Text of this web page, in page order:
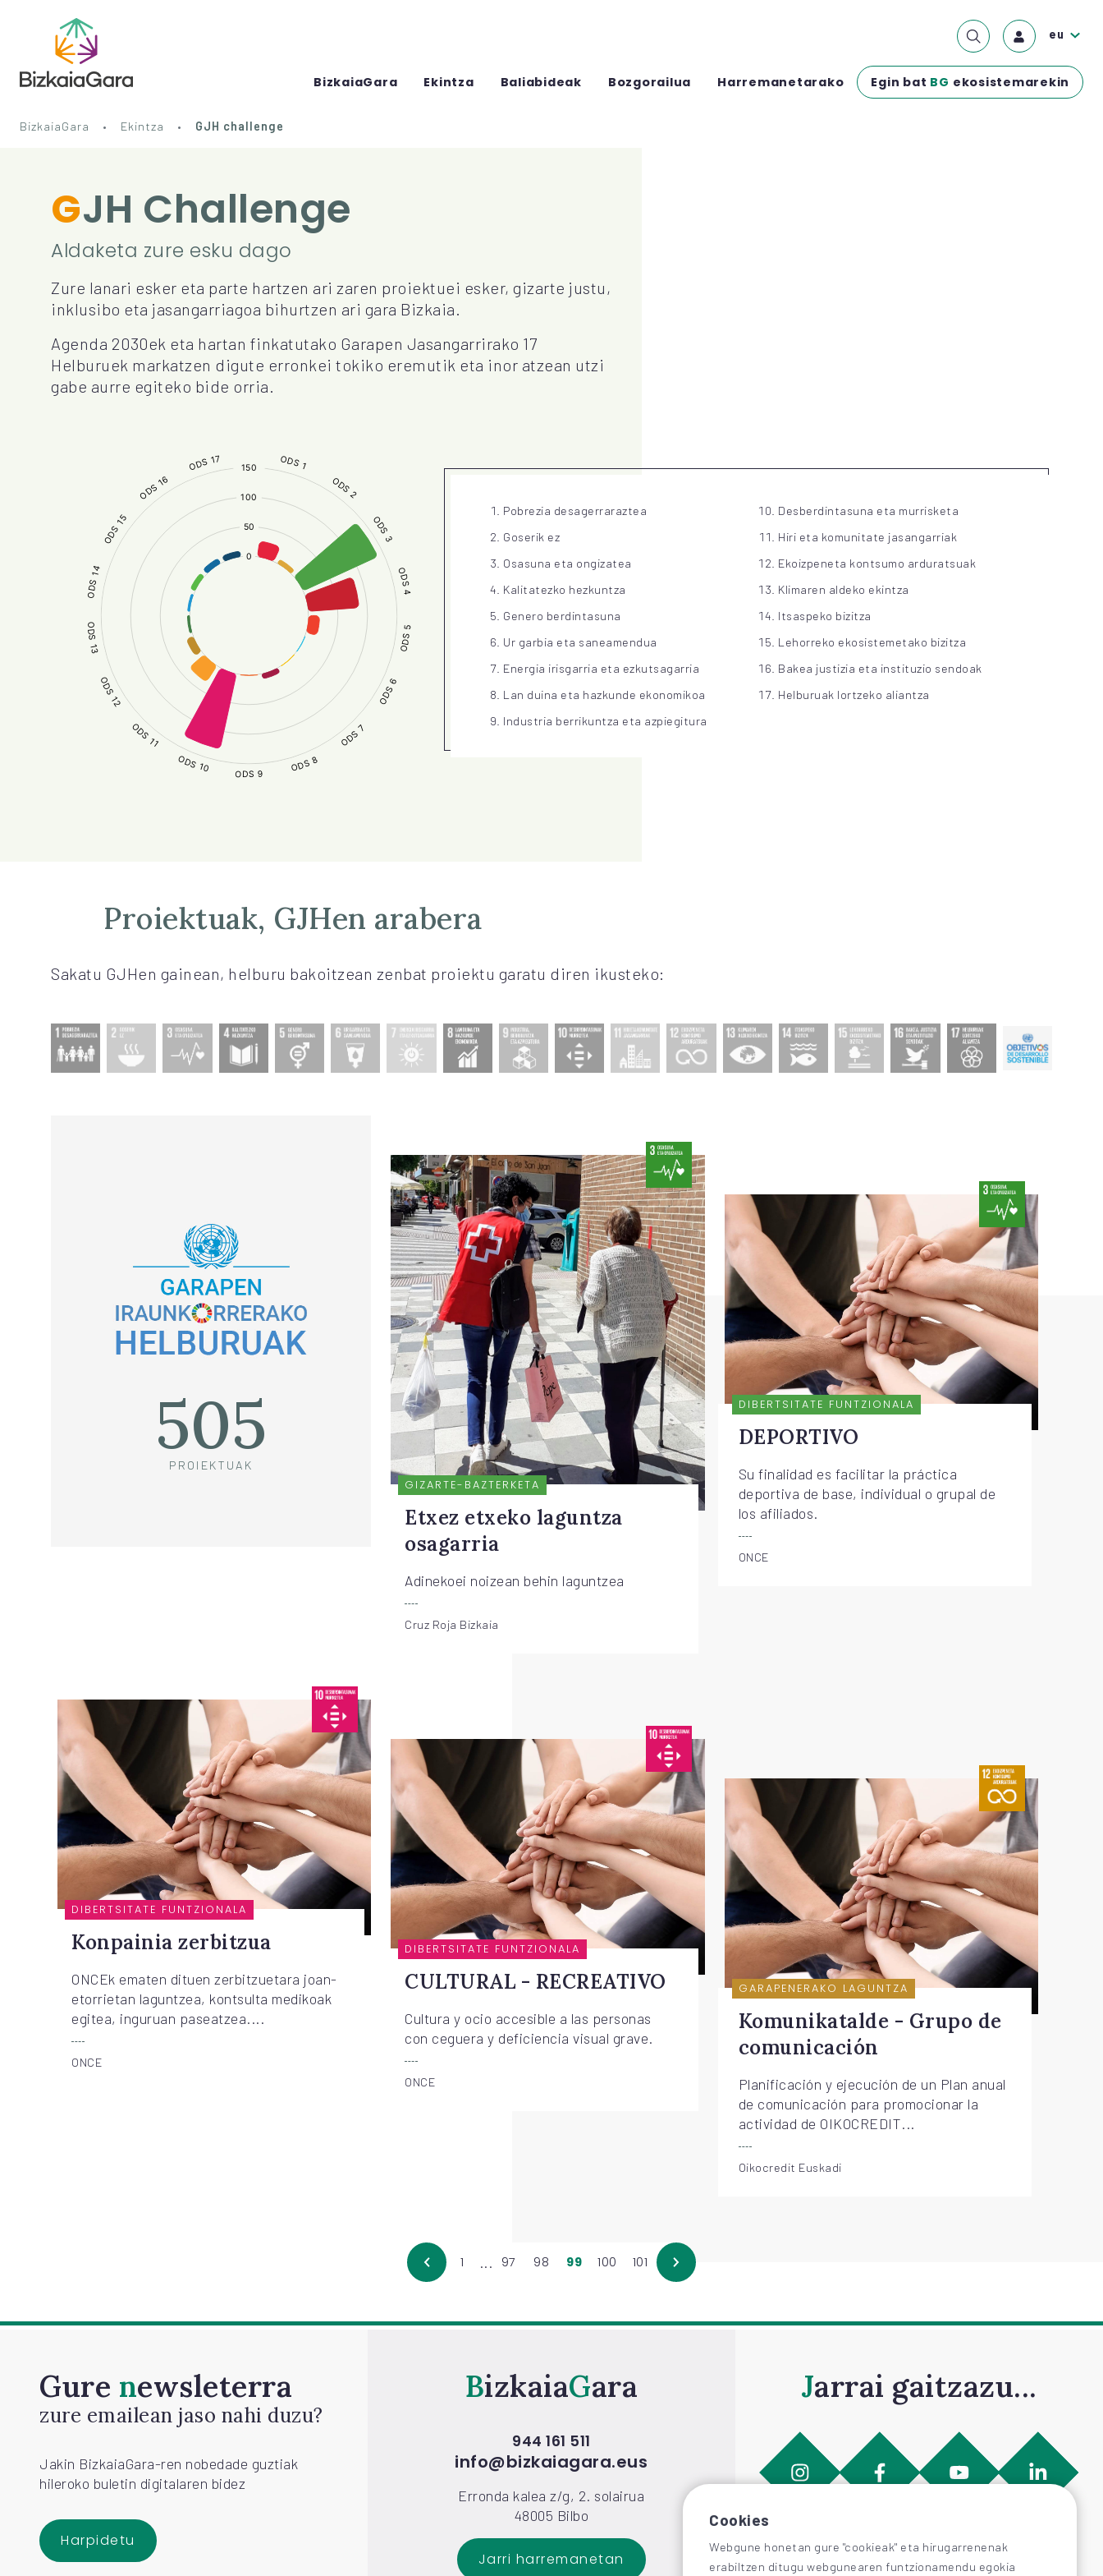
BizkaiaGara Ekintza Baliabideak Bozgorailua Harremanetarako Egin bat BG ekosistemarekin
eu
BizkaiaGara Ekintza GJH challenge
GJH Challenge
Aldaketa zure esku dago
Zure lanari esker eta parte hartzen ari zaren proiektuei esker, gizarte justu,
inklusibo eta jasangarriagoa bihurtzen ari gara Bizkaia.
Agenda 2030ek eta hartan finkatutako Garapen Jasangarrirako 17
Helburuek markatzen digute erronkei tokiko eremutik eta inor atzean utzi
gabe aurre egiteko bide orria.
Pobrezia desagerraraztea
Goserik ez
Osasuna eta ongizatea
Kalitatezko hezkuntza
Genero berdintasuna
Ur garbia eta saneamendua
Energia irisgarria eta ezkutsagarria
Lan duina eta hazkunde ekonomikoa
Industria berrikuntza eta azpiegitura
Desberdintasuna eta murrisketa
Hiri eta komunitate jasangarriak
Ekoizpeneta kontsumo arduratsuak
Klimaren aldeko ekintza
Itsaspeko bizitza
Lehorreko ekosistemetako bizitza
Bakea justizia eta instituzio sendoak
Helburuak lortzeko aliantza
Proiektuak, GJHen arabera
Sakatu GJHen gainean, helburu bakoitzean zenbat proiektu garatu diren ikusteko:
505
PROIEKTUAK
GIZARTE-BAZTERKETA
Etxez etxeko laguntza
osagarria
Adinekoei noizean behin laguntzea
Cruz Roja Bizkaia
DIBERTSITATE FUNTZIONALA
DEPORTIVO
Su finalidad es facilitar la práctica
deportiva de base, individual o grupal de
los afiliados.
ONCE
DIBERTSITATE FUNTZIONALA
Konpainia zerbitzua
ONCEk ematen dituen zerbitzuetara joan-
etorrietan laguntzea, kontsulta medikoak
egitea, inguruan paseatzea....
ONCE
DIBERTSITATE FUNTZIONALA
CULTURAL - RECREATIVO
Cultura y ocio accesible a las personas
con ceguera y deficiencia visual grave.
ONCE
GARAPENERAKO LAGUNTZA
Komunikatalde - Grupo de
comunicación
Planificación y ejecución de un Plan anual
de comunicación para promocionar la
actividad de OIKOCREDIT...
Oikocredit Euskadi
1 ... 97 98 99 100 101
Gure newsleterra
zure emailean jaso nahi duzu?
Jakin BizkaiaGara-ren nobedade guztiak
hileroko buletin digitalaren bidez
Harpidetu
Bizkaia Gara
944 161 511
info@bizkaiagara.eus
Erronda kalea z/g, 2. solairua
48005 Bilbo
Jarri harremanetan
Jarrai gaitzazu...
Cookies
Webgune honetan gure "cookieak" eta hirugarrenenak
erabiltzen ditugu webgunearen funtzionamendu egokia